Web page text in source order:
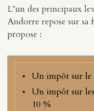
L’un des principaux
Andorre repose sur sa
propose :
Un impôt sur le
Un impôt sur
10 %